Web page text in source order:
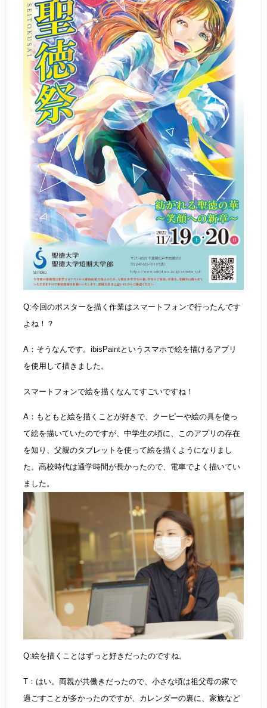
Q:今回のポスターを描く作業はスマートフォンで行ったんです
よね！？
A：そうなんです。ibisPaintというスマホで絵を描けるアプリ
を使用して描きました。
スマートフォンで絵を描くなんてすごいですね！
A：もともと絵を描くことが好きで、クーピーや絵の具を使っ
て絵を描いていたのですが、中学生の頃に、このアプリの存在
を知り、父親のタブレットを使って絵を描くようになりまし
た。高校時代は通学時間が長かったので、電車でよく描いてい
ました。
Q:絵を描くことはずっと好きだったのですね。
T：はい。両親が共働きだったので、小さな頃は祖父母の家で
過ごすことが多かったのですが、カレンダーの裏に、家族など